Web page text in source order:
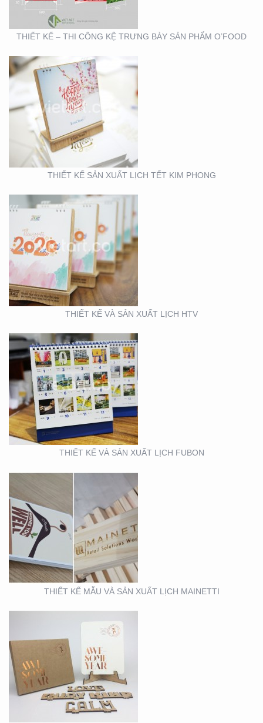
THIẾT KẾ – THI CÔNG KỆ TRƯNG BÀY SẢN PHẨM O’FOOD
THIẾT KẾ SẢN XUẤT LỊCH TẾT KIM PHONG
THIẾT KẾ VÀ SẢN XUẤT
LỊCH HTV
THIẾT KẾ VÀ SẢN XUẤT LỊCH HTV
THIẾT KẾ VÀ SẢN XUẤT
LỊCH FUBON
THIẾT KẾ VÀ SẢN XUẤT LỊCH FUBON
THIẾT KẾ MẪU VÀ SẢN
XUẤT LỊCH MAINETTI
THIẾT KẾ MẪU VÀ SẢN XUẤT LỊCH MAINETTI
MẪU THIẾT KẾ LỊCH
TẾT
MẪU THIẾT KẾ THIỆP
TẾT RICHS